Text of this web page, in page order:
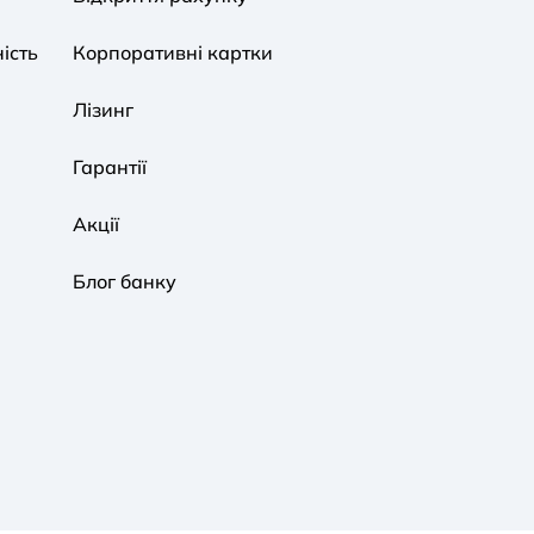
Корпоративні картки
Лізинг
Гарантії
Акції
Блог банку